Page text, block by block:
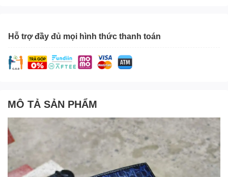
Hỗ trợ đầy đủ mọi hình thức thanh toán
MÔ TẢ SẢN PHẨM